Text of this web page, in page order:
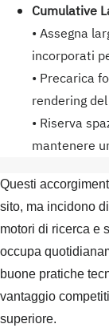
Cumulative
• Assegna
incorporati
• Precarica
rendering
• Riserva
mantenere
Questi
sito, ma incidono
motori di ricerca e
occupa
buone pratiche
vantaggio
superiore.